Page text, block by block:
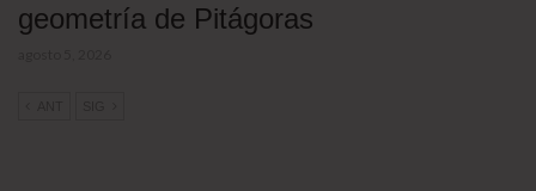
geometría de Pitágoras